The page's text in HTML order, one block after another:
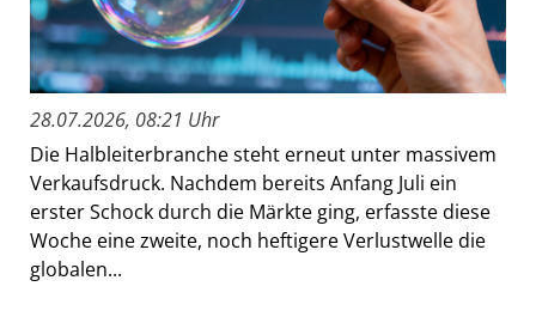
28.07.2026, 08:21 Uhr
Die Halbleiterbranche steht erneut unter massivem
Verkaufsdruck. Nachdem bereits Anfang Juli ein
erster Schock durch die Märkte ging, erfasste diese
Woche eine zweite, noch heftigere Verlustwelle die
globalen...